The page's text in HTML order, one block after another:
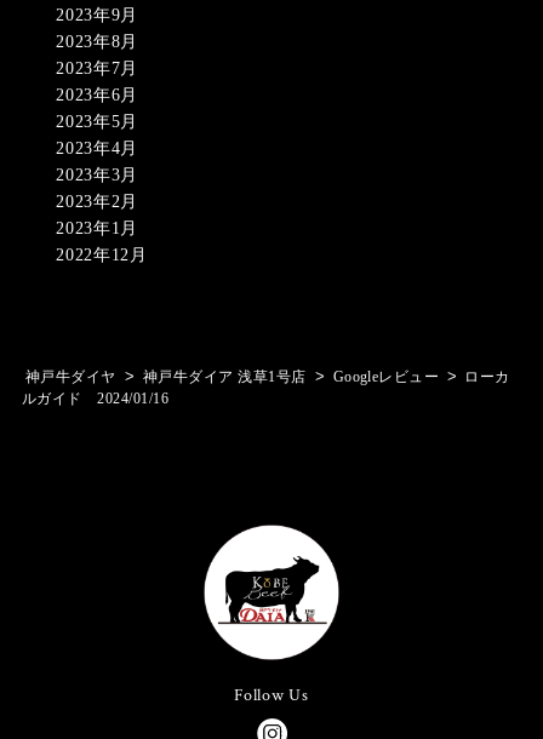
2023年9月
2023年8月
2023年7月
2023年6月
2023年5月
2023年4月
2023年3月
2023年2月
2023年1月
2022年12月
神戸牛ダイヤ > 神戸牛ダイア 浅草1号店 > Googleレビュー >
ローカ
ルガイド 2024/01/16
Follow Us